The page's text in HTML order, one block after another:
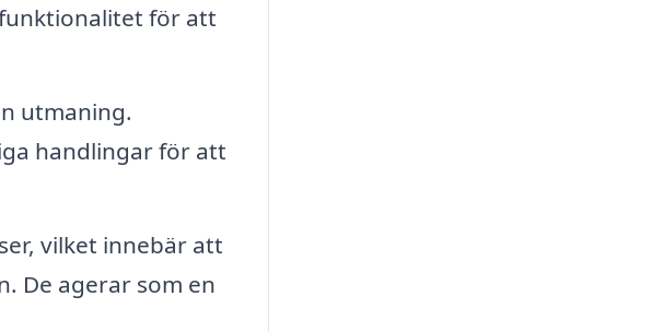
för att
utmaning.
handlingar för att
vilket innebär att
De agerar som en